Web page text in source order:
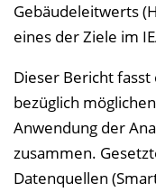
Gebäudeleitwerts
eines der Ziele im
Dieser Bericht
bezüglich
Anwendung der
zusammen.
Datenquellen